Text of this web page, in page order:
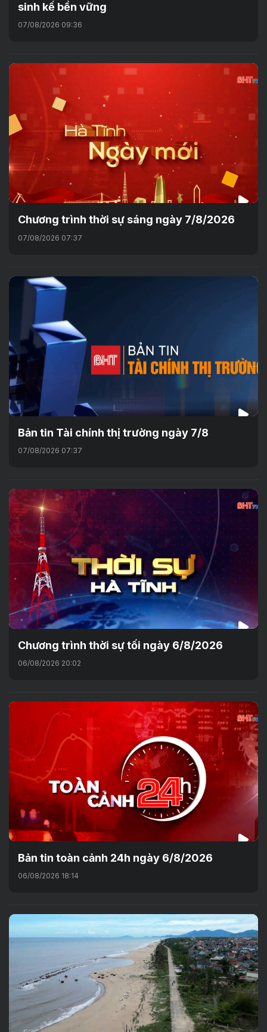
sinh kế bền vững
07/08/2026 09:36
Chương trình thời sự sáng ngày 7/8/2026
07/08/2026 07:37
Bản tin Tài chính thị trường ngày 7/8
07/08/2026 07:37
Chương trình thời sự tối ngày 6/8/2026
06/08/2026 20:02
Bản tin toàn cảnh 24h ngày 6/8/2026
06/08/2026 18:14